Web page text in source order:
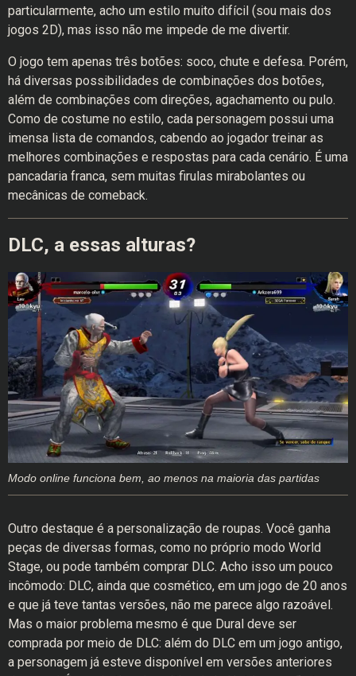
particularmente, acho um estilo muito difícil (sou mais dos
jogos 2D), mas isso não me impede de me divertir.
O jogo tem apenas três botões: soco, chute e defesa. Porém,
há diversas possibilidades de combinações dos botões,
além de combinações com direções, agachamento ou pulo.
Como de costume no estilo, cada personagem possui uma
imensa lista de comandos, cabendo ao jogador treinar as
melhores combinações e respostas para cada cenário. É uma
pancadaria franca, sem muitas firulas mirabolantes ou
mecânicas de comeback.
DLC, a essas alturas?
Modo online funciona bem, ao menos na maioria das partidas
Outro destaque é a personalização de roupas. Você ganha
peças de diversas formas, como no próprio modo World
Stage, ou pode também comprar DLC. Acho isso um pouco
incômodo: DLC, ainda que cosmético, em um jogo de 20 anos
e que já teve tantas versões, não me parece algo razoável.
Mas o maior problema mesmo é que Dural deve ser
comprada por meio de DLC: além do DLC em um jogo antigo,
a personagem já esteve disponível em versões anteriores